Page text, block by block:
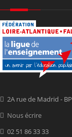
2A rue de Madrid -
Nous écrire
02 51 86 33 33